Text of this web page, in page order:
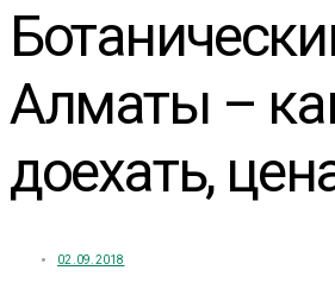
Алматы –
доехать,
02.09.2018